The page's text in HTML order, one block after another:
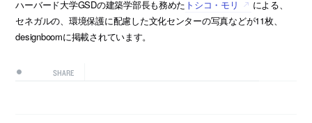
ハーバード大学GSDの建築学部長も務めた トシコ・モリ
による、
セネガルの、環境保護に配慮した文化センターの写真などが11枚、
designboomに掲載されています。
SHARE